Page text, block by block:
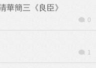
華簡三《良臣》
0
1